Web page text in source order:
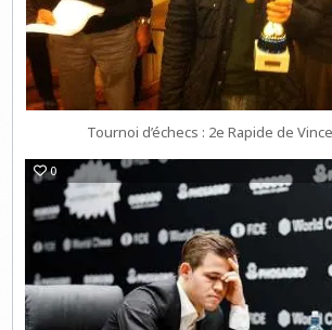
Tournoi d’échecs : 2e Rapide de
0